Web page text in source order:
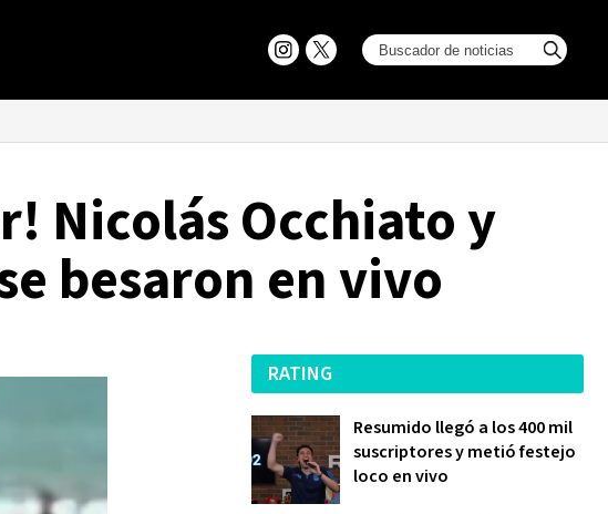
Nicolás Occhiato y
besaron en vivo
RATING
Resumido llegó a los 400 mil
suscriptores y metió festejo
loco en vivo